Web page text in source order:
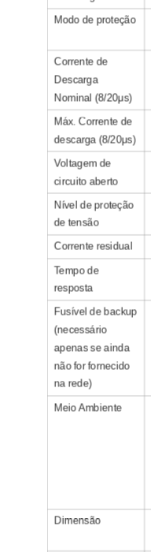
Modo de proteção
Corrente de
Descarga
Nominal (8/20μs)
Máx. Corrente de
descarga (8/20μs)
Voltagem de
circuito aberto
Nível de proteção
de tensão
Corrente residual
Tempo de
resposta
Fusível de backup
(necessário
apenas se ainda
não for fornecido
na rede)
Meio Ambiente
Dimensão